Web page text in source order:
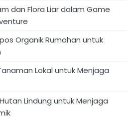
dan Flora Liar dalam Game
Organik Rumahan untuk
Lokal untuk Menjaga
Lindung untuk Menjaga